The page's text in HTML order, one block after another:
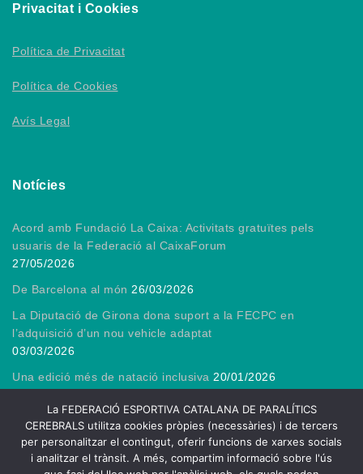
Privacitat i Cookies
Política de Privacitat
Política de Cookies
Avís Legal
Notícies
Acord amb Fundació La Caixa: Activitats gratuïtes pels
usuaris de la Federació al CaixaForum
27/05/2026
De Barcelona al món 26/03/2026
La Diputació de Girona dona suport a la FECPC en
l’adquisició d’un nou vehicle adaptat
03/03/2026
Una edició més de natació inclusiva 20/01/2026
Gràcies, President! 13/01/2026
La FEDERACIÓ ESPORTIVA CATALANA DE PARALÍTICS
CEREBRALS utilitza cookies pròpies (necessàries) i de tercers
per personalitzar el contingut, oferir funcions de xarxes socials
i analitzar el trànsit. A més, compartim informació sobre l'ús